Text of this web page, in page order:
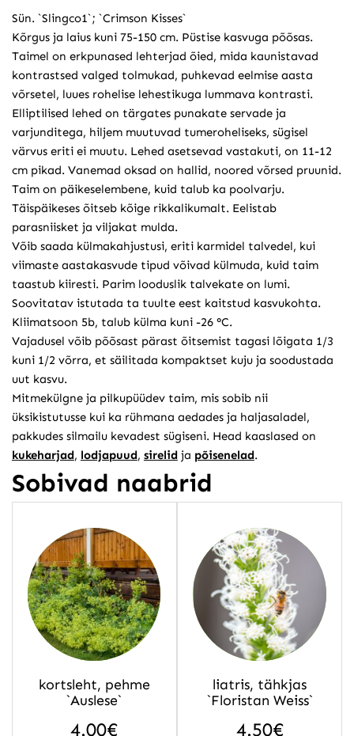
Sün. `Slingco1`; `Crimson Kisses`
Kõrgus ja laius kuni 75-150 cm. Püstise kasvuga põõsas.
Taimel on erkpunased lehterjad õied, mida kaunistavad
kontrastsed valged tolmukad, puhkevad eelmise aasta
võrsetel, luues rohelise lehestikuga lummava kontrasti.
Elliptilised lehed on tärgates punakate servade ja
varjunditega, hiljem muutuvad tumeroheliseks, sügisel
värvus eriti ei muutu. Lehed asetsevad vastakuti, on 11-12
cm pikad. Vanemad oksad on hallid, noored võrsed pruunid.
Taim on päikeselembene, kuid talub ka poolvarju.
Täispäikeses õitseb kõige rikkalikumalt. Eelistab
parasniisket ja viljakat mulda.
Võib saada külmakahjustusi, eriti karmidel talvedel, kui
viimaste aastakasvude tipud võivad külmuda, kuid taim
taastub kiiresti. Parim looduslik talvekate on lumi.
Soovitatav istutada ta tuulte eest kaitstud kasvukohta.
Kliimatsoon 5b, talub külma kuni -26 °C.
Vajadusel võib põõsast pärast õitsemist tagasi lõigata 1/3
kuni 1/2 võrra, et säilitada kompaktset kuju ja soodustada
uut kasvu.
Mitmekülgne ja pilkupüüdev taim, mis sobib nii
üksikistutusse kui ka rühmana aedades ja haljasaladel,
pakkudes silmailu kevadest sügiseni. Head kaaslased on
kukeharjad, lodjapuud, sirelidja põisenelad.
Sobivad naabrid
kortsleht, pehme
`Auslese`
4.00€
liatris, tähkjas
`Floristan Weiss`
4.50€